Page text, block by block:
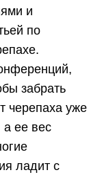
и
по
забрать
черепаха уже
а ее вес
ладит с